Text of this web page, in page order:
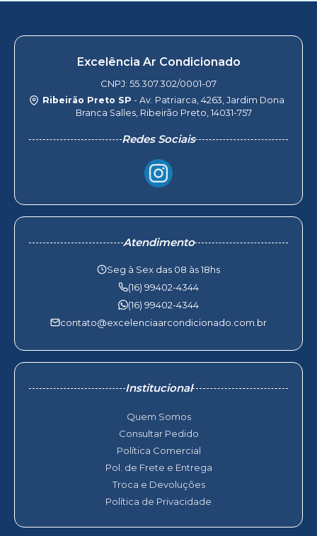
Excelência Ar Condicionado
CNPJ: 55.307.302/0001-07
Ribeirão Preto SP - Av. Patriarca, 4263, Jardim Dona
Branca Salles, Ribeirão Preto, 14031-757
Redes Sociais
Atendimento
Seg à Sex das 08 às 18hs
(16) 99402-4344
(16) 99402-4344
contato@excelenciaarcondicionado.com.br
Institucional
Quem Somos
Consultar Pedido
Política Comercial
Pol. de Frete e Entrega
Troca e Devoluções
Política de Privacidade